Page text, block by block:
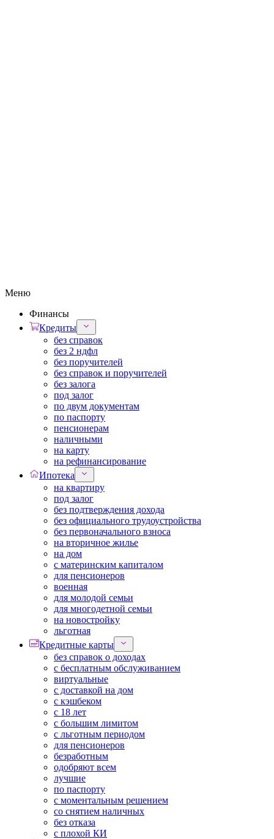
Меню
Финансы
Кредиты
без справок
без 2 ндфл
без поручителей
без справок и поручителей
без залога
под залог
по двум документам
по паспорту
пенсионерам
наличными
на карту
на рефинансирование
Ипотека
на квартиру
под залог
без подтверждения дохода
без официального трудоустройства
без первоначального взноса
на вторичное жилье
на дом
с материнским капиталом
для пенсионеров
военная
для молодой семьи
для многодетной семьи
на новостройку
льготная
Кредитные карты
без справок о доходах
с бесплатным обслуживанием
виртуальные
с доставкой на дом
с кэшбеком
с 18 лет
с большим лимитом
с льготным периодом
для пенсионеров
безработным
одобряют всем
лучшие
по паспорту
с моментальным решением
со снятием наличных
без отказа
с плохой КИ